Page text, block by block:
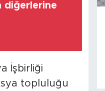
diğerlerine
İşbirliği
topluluğu